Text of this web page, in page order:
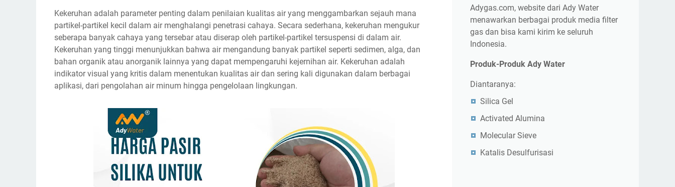
Kekeruhan adalah parameter penting dalam penilaian kualitas air yang menggambarkan sejauh mana
partikel-partikel kecil dalam air menghalangi penetrasi cahaya. Secara sederhana, kekeruhan mengukur
seberapa banyak cahaya yang tersebar atau diserap oleh partikel-partikel tersuspensi di dalam air.
Kekeruhan yang tinggi menunjukkan bahwa air mengandung banyak partikel seperti sedimen, alga, dan
bahan organik atau anorganik lainnya yang dapat mempengaruhi kejernihan air. Kekeruhan adalah
indikator visual yang kritis dalam menentukan kualitas air dan sering kali digunakan dalam berbagai
aplikasi, dari pengolahan air minum hingga pengelolaan lingkungan.
Adygas.com, website dari Ady Water
menawarkan berbagai produk media filter
gas dan bisa kami kirim ke seluruh
Indonesia.
Produk-Produk Ady Water
Diantaranya:
Silica Gel
Activated Alumina
Molecular Sieve
Katalis Desulfurisasi